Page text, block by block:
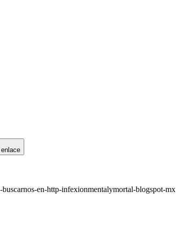
en-http-infexionmentalymortal-blogspot-mx